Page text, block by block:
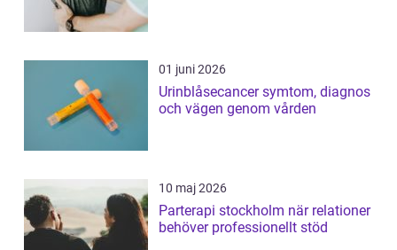
01 juni 2026
Urinblåsecancer symtom, diagnos
och vägen genom vården
10 maj 2026
Parterapi stockholm när relationer
behöver professionellt stöd